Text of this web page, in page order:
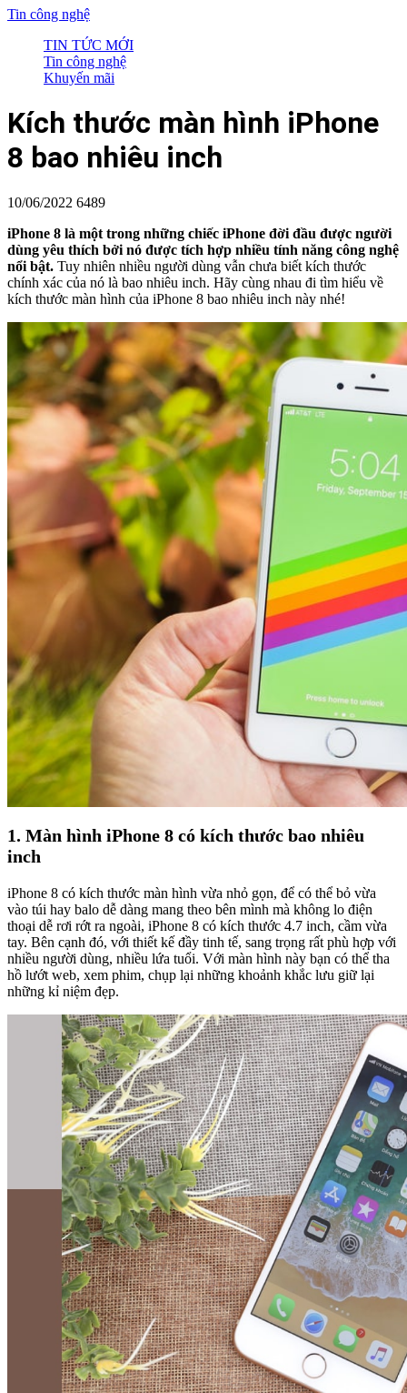
Tin công nghệ
TIN TỨC MỚI
Tin công nghệ
Khuyến mãi
Kích thước màn hình iPhone
8 bao nhiêu inch
10/06/2022 6489
iPhone 8 là một trong những chiếc iPhone đời đầu được người
dùng yêu thích bởi nó được tích hợp nhiều tính năng công nghệ
nổi bật. Tuy nhiên nhiều người dùng vẫn chưa biết kích thước
chính xác của nó là bao nhiêu inch. Hãy cùng nhau đi tìm hiểu về
kích thước màn hình của iPhone 8 bao nhiêu inch này nhé!
1. Màn hình iPhone 8 có kích thước bao nhiêu
inch
iPhone 8 có kích thước màn hình vừa nhỏ gọn, để có thể bỏ vừa
vào túi hay balo dễ dàng mang theo bên mình mà không lo điện
thoại dễ rơi rớt ra ngoài, iPhone 8 có kích thước 4.7 inch, cầm vừa
tay. Bên cạnh đó, với thiết kế đầy tinh tế, sang trọng rất phù hợp với
nhiều người dùng, nhiều lứa tuổi. Với màn hình này bạn có thể tha
hồ lướt web, xem phim, chụp lại những khoảnh khắc lưu giữ lại
những kỉ niệm đẹp.